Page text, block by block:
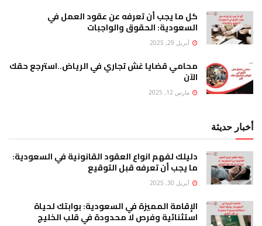
كل ما يجب أن تعرفه عن عقود العمل في
السعودية: الحقوق والواجبات
أبريل 29, 2025
محامي قضايا غش تجاري في الرياض..استرجع حقك
الآن
مارس 12, 2025
أخبار حديثة
دليلك لفهم انواع العقود القانونية في السعودية:
ما يجب أن تعرفه قبل التوقيع
أبريل 30, 2025
الإقامة المميزة في السعودية: بوابتك لحياة
استثنائية وفرص لا محدودة في قلب الخليج